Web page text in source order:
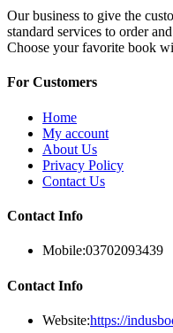
Our business to give the
standard services to order
Choose your favorite book
For Customers
Home
My account
About Us
Privacy Policy
Contact Us
Contact Info
Mobile:03702093439
Contact Info
Website:https://